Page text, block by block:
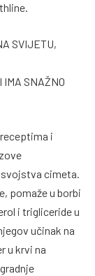
SVIJETU,
IMA SNAŽNO
i
cimeta.
pomaže u borbi
i trigliceride u
učinak na
u krvi na